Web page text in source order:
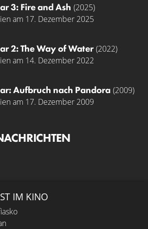
3: Fire and Ash (2025)
am 17. Dezember 2025
2: The Way of Water (2022)
am 14. Dezember 2022
Aufbruch nach Pandora (2009)
am 17. Dezember 2009
IM KINO